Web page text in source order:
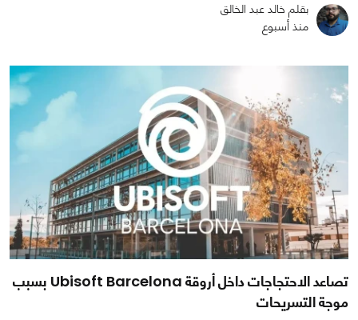
بقلم خالد عبد الخالق
منذ أسبوع
تصاعد الاحتجاجات داخل أروقة Ubisoft Barcelona بسبب
موجة التسريحات